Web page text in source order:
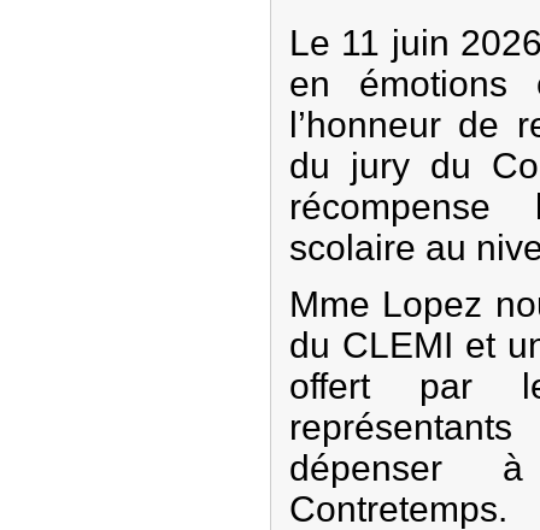
Le 11 juin
en émotions
l’honneur de
du jury du
scolaire au
Mme Lopez
du CLEMI et
offert par
dépenser
Contretemps.